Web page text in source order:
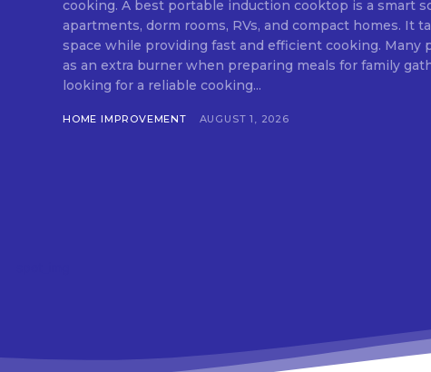
cooking. A best portable induction cooktop is a smart
apartments, dorm rooms, RVs, and compact homes. It
space while providing fast and efficient cooking. Many
as an extra burner when preparing meals for family gatherings.
looking for a reliable cooking...
HOME IMPROVEMENT AUGUST 1, 2026